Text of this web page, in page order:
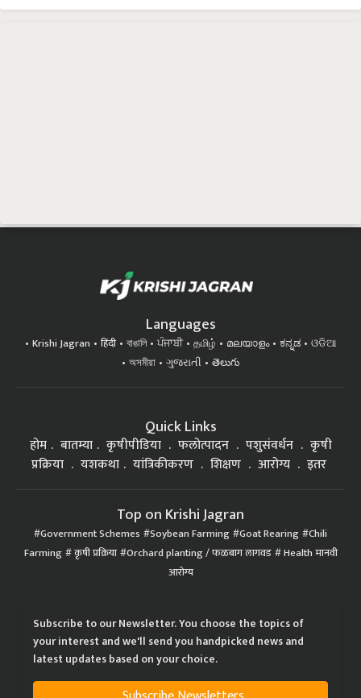
Languages
Krishi Jagran हिंदी বাঙালি ਪੰਜਾਬੀ தமிழ் മലയാളം ಕನ್ನಡ
ଓଡିଆ
অসমীয়া
ગુજરાતી తెలుగు
Quick Links
होम बातम्या कृषीपीडिया फलोत्पादन पशुसंवर्धन
कृषी
प्रक्रिया
यशकथा यांत्रिकीकरण शिक्षण आरोग्य इतर
Top on Krishi Jagran
Government Schemes Soybean Farming Goat Rearing Chili
Farming कृषी प्रक्रिया Orchard planting / फळबाग लागवड Health मानवी
आरोग्य
Subscribe to our Newsletter. You choose the topics of
your interest and we'll send you handpicked news and
latest updates based on your choice.